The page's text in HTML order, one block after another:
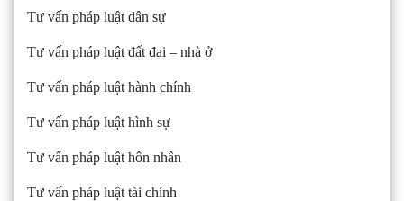
Tư vấn pháp luật dân sự
Tư vấn pháp luật đất đai – nhà ở
Tư vấn pháp luật hành chính
Tư vấn pháp luật hình sự
Tư vấn pháp luật hôn nhân
Tư vấn pháp luật tài chính